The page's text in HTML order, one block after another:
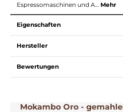
Espressomaschinen und A… Mehr
Eigenschaften
Hersteller
Bewertungen
Mokambo Oro -